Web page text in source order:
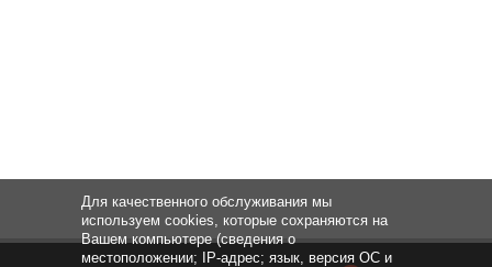
Для качественного обслуживания мы
используем cookies, которые сохраняются на
Вашем компьютере (сведения о
местоположении; IP-адрес; язык, версия ОС и